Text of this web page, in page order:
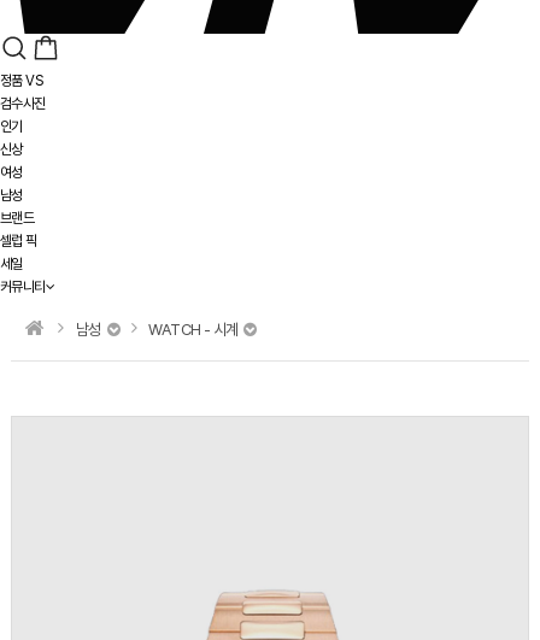
정품 VS
검수사진
인기
신상
여성
남성
브랜드
셀럽 픽
세일
커뮤니티
남성 WATCH - 시계